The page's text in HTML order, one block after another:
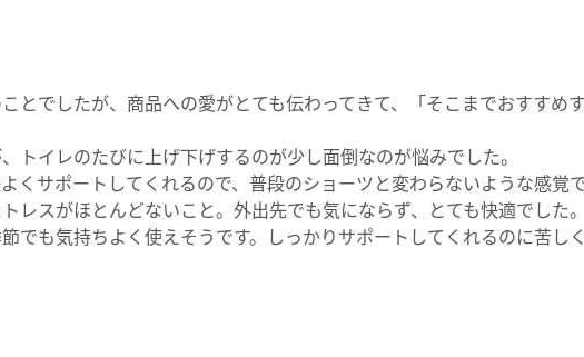
とでしたが、商品への愛がとても伝わってきて、「そこまでおすすめ
トイレのたびに上げ下げするのが少し面倒なのが悩みでした。
くサポートしてくれるので、普段のショーツと変わらないような感覚
レスがほとんどないこと。外出先でも気にならず、とても快適でした
でも気持ちよく使えそうです。しっかりサポートしてくれるのに苦し